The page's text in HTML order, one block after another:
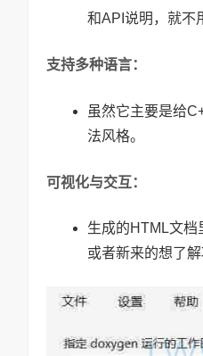
和API说明，就不
支持多种语言：
虽然它主要是给
法风格。
可视化与交互：
生成的HTML文档
或者新来的想了